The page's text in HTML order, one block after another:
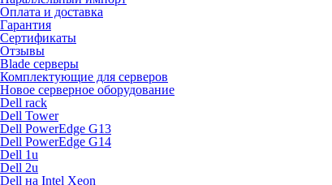
Оплата и доставка
Гарантия
Сертификаты
Отзывы
Blade серверы
Комплектующие для серверов
Новое серверное оборудование
Dell rack
Dell Tower
Dell PowerEdge G13
Dell PowerEdge G14
Dell 1u
Dell 2u
Dell на Intel Xeon